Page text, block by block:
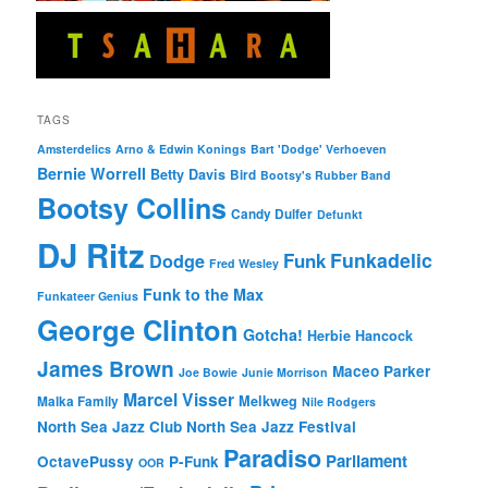
TAGS
Amsterdelics Arno & Edwin Konings Bart 'Dodge' Verhoeven
Bernie Worrell Betty Davis Bird Bootsy's Rubber Band
Bootsy Collins Candy Dulfer Defunkt
DJ Ritz Dodge Fred Wesley Funk Funkadelic
Funkateer Genius Funk to the Max
George Clinton Gotcha! Herbie Hancock
James Brown Joe Bowie Junie Morrison Maceo Parker
Malka Family Marcel Visser Melkweg Nile Rodgers
North Sea Jazz Club North Sea Jazz Festival
OctavePussy OOR P-Funk Paradiso Parliament